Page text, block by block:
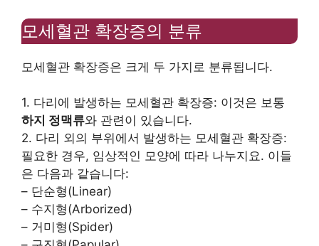
모세혈관 확장증의 분류
모세혈관 확장증은 크게 두 가지로 분류됩니다.
1. 다리에 발생하는 모세혈관 확장증: 이것은 보통
하지 정맥류와 관련이 있습니다.
2. 다리 외의 부위에서 발생하는 모세혈관 확장증:
필요한 경우, 임상적인 모양에 따라 나누지요. 이들
은 다음과 같습니다:
– 단순형(Linear)
– 수지형(Arborized)
– 거미형(Spider)